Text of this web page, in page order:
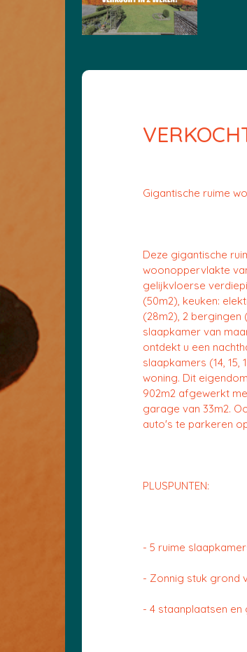
Gigantische ruime
Deze gigantische
woonoppervlakte
gelijkvloerse
(50m2), keuken:
(28m2), 2 bergingen
slaapkamer van
ontdekt u een
slaapkamers (14, 15,
woning. Dit
902m2 afgewerkt
garage van 33m2.
auto's te parkeren
PLUSPUNTEN:
- 5 ruime
- Zonnig stuk grond
- 4 staanplaatsen